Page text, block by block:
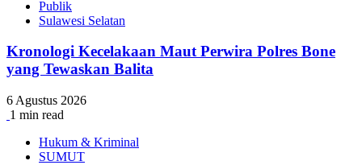
Publik
Sulawesi Selatan
Kronologi Kecelakaan Maut Perwira Polres Bone
yang Tewaskan Balita
6 Agustus 2026
1 min read
Hukum & Kriminal
SUMUT